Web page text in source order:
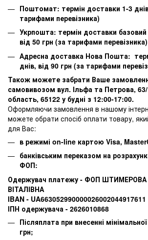
Поштомат: термін доставки 1-3
тарифами перевізника)
Укрпошта: термін доставки базовий
від 50 грн (за тарифами перевізника)
Адресна доставка Нова Пошта:
днів, від 90 грн (за тарифами
Також можете забрати Ваше
самовивозом вул. Ільфа та Петрова,
область, 65122 у будні з 12:00-17:00.
Оформляючи замовлення в нашому
можете обрати спосіб оплати товару,
для Вас:
в режимі on-line картою Visa,
банківським переказом на
ФОП:
Одержувач платежу - ФОП ШТИМЕРОВА
ВІТАЛІВНА
IBAN - UA663052990000026002044917611
ІПН одержувача - 2626010868
Післяплата при внесенні
грн;